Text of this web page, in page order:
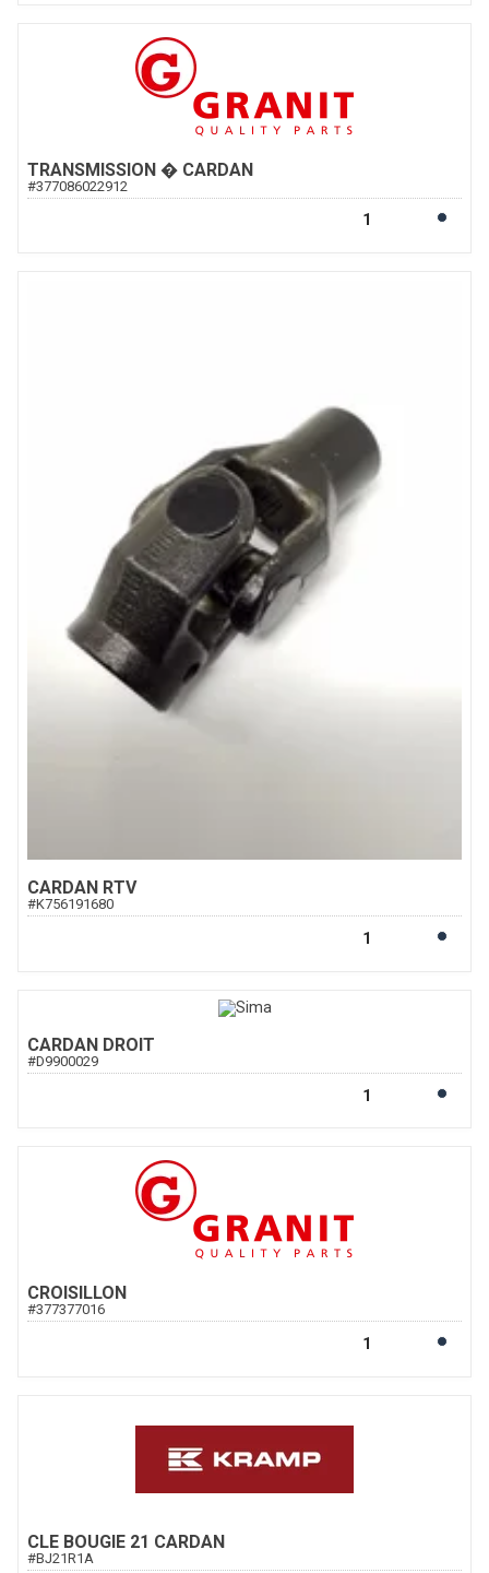
TRANSMISSION � CARDAN
#377086022912
CARDAN RTV
#K756191680
CARDAN DROIT
#D9900029
CROISILLON
#377377016
CLE BOUGIE 21 CARDAN
#BJ21R1A